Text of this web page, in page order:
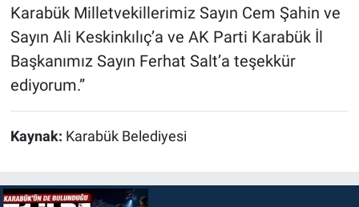
Karabük Milletvekillerimiz Sayın Cem Şahin ve
Sayın Ali Keskinkılıç’a ve AK Parti Karabük İl
Başkanımız Sayın Ferhat Salt’a teşekkür
ediyorum.”
Kaynak: Karabük Belediyesi